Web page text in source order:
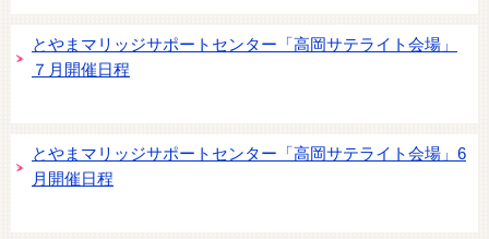
とやまマリッジサポートセンター「高岡サテライト会場」
７月開催日程
とやまマリッジサポートセンター「高岡サテライト会場」6
月開催日程